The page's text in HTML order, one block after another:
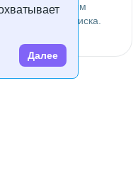
Далее
по заданным
условия поиска.